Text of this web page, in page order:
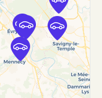
DES SPORTS -
5.9
km